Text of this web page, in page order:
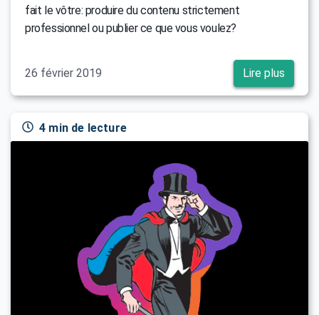
fait le vôtre: produire du contenu strictement
professionnel ou publier ce que vous voulez?
26 février 2019 Lire plus
4 min de lecture